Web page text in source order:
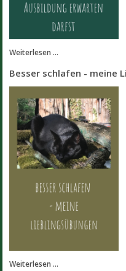
Weiterlesen ...
Besser schlafen - meine
Weiterlesen ...